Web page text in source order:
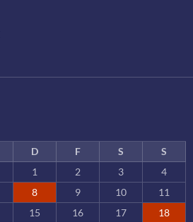
D F S
S
1
2 3
4
8 9 10
11
15 16 17
18